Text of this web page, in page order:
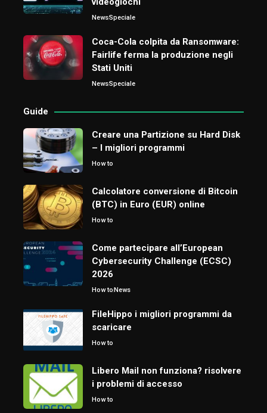
NewsSpeciale
Coca-Cola colpita da Ransomware:
Fairlife ferma la produzione negli
Stati Uniti
NewsSpeciale
Guide
Creare una Partizione su Hard Disk
– I migliori programmi
How to
Calcolatore conversione di Bitcoin
(BTC) in Euro (EUR) online
How to
Come partecipare all’European
Cybersecurity Challenge (ECSC)
2026
How toNews
FileHippo i migliori programmi da
scaricare
How to
Libero Mail non funziona? risolvere
i problemi di accesso
How to